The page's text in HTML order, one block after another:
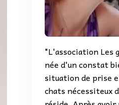
"L'association Les
née d'un constat
situation de prise
chats nécessiteux